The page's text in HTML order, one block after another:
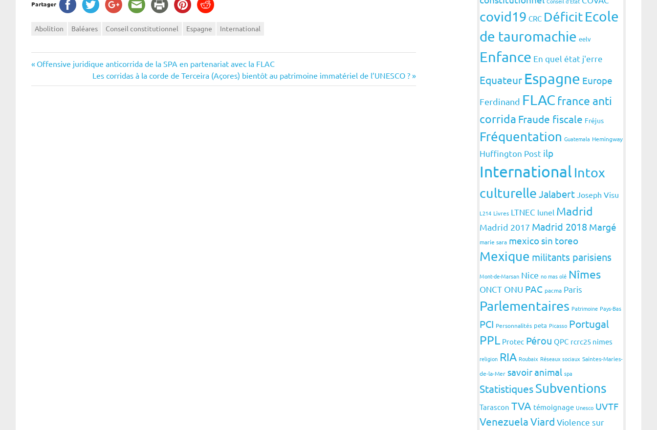
Partager
Abolition Baléares Conseil constitutionnel Espagne International
Navigation
de
Previous
Offensive juridique anticorrida de la SPA en partenariat avec la FLAC
Next
Post:
Les corridas à la corde de Terceira (Açores) bientôt au patrimoine immatériel de l’UNESCO ?
covid19 CRC DéficitEcole
de tauromachie eelv
Enfance En quel état j'erre
Equateur Espagne Europe
Ferdinand FLAC france anti
corrida Fraude fiscale Fréjus
Fréquentation Guatemala Hemingway
Huffington Post ilp
International Intox
culturelle Jalabert Joseph Visu
L214 Livres LTNEC lunel Madrid
Madrid 2017 Madrid 2018 Margé
marie sara mexico sin toreo
Mexique militants parisiens
Mont-de-Marsan Nice no mas olé Nîmes
ONCT ONU PAC pacma Paris
Parlementaires Patrimoine Pays-Bas
PCI Personnalités peta Picasso Portugal
PPL Protec Pérou QPC rcrc25 nimes
religion RIA Roubaix Réseaux sociaux Saintes-Maries-
de-la-Mer savoir animal spa
StatistiquesSubventions
Tarascon TVA témoignage Unesco UVTF
VenezuelaViard Violence sur